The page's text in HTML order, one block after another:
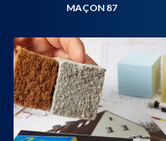
MAÇON 87